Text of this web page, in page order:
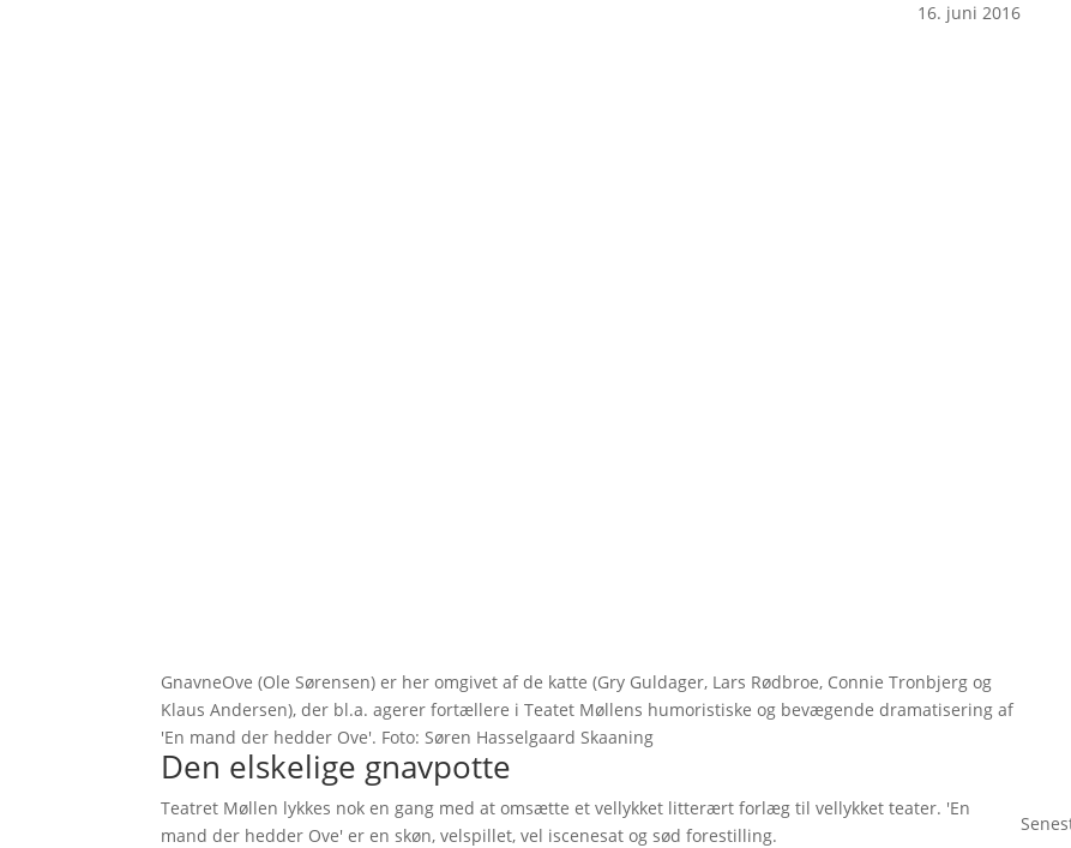
16. juni 2016
GnavneOve (Ole Sørensen) er her omgivet af de katte (Gry Guldager, Lars Rødbroe, Connie Tronbjerg og
Klaus Andersen), der bl.a. agerer fortællere i Teatet Møllens humoristiske og bevægende dramatisering af
'En mand der hedder Ove'. Foto: Søren Hasselgaard Skaaning
Den elskelige gnavpotte
Teatret Møllen lykkes nok en gang med at omsætte et vellykket litterært forlæg til vellykket teater. 'En
mand der hedder Ove' er en skøn, velspillet, vel iscenesat og sød forestilling.